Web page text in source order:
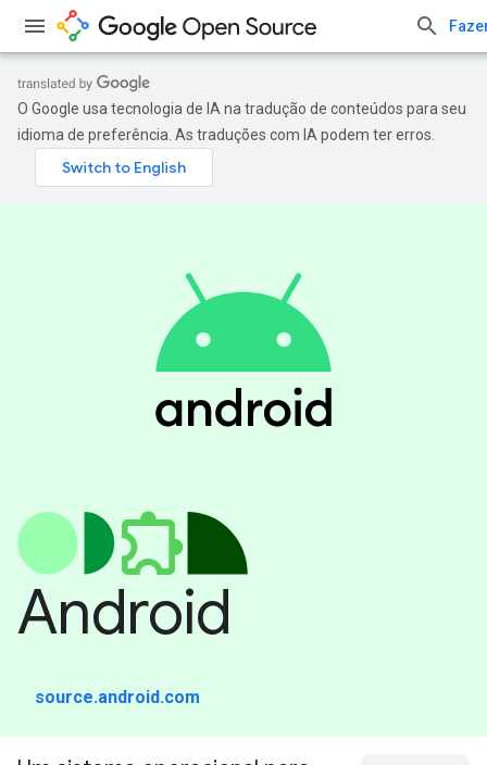
O Google usa tecnologia de IA na tradução de conteúdos para seu
idioma de preferência. As traduções com IA podem ter erros.
Android
source.android.com